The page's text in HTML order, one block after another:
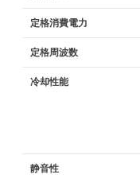
定格消費電力
定格周波数
冷却性能
静音性